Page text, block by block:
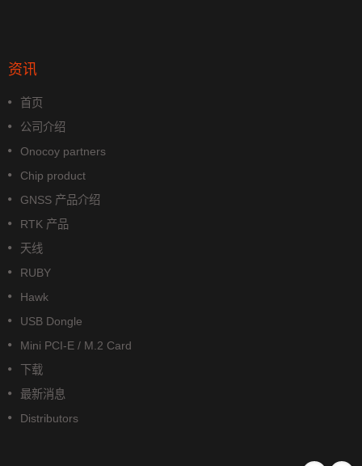
资讯
首页
公司介绍
Onocoy partners
Chip product
GNSS 产品介绍
RTK 产品
天线
RUBY
Hawk
USB Dongle
Mini PCI-E / M.2 Card
下载
最新消息
Distributors